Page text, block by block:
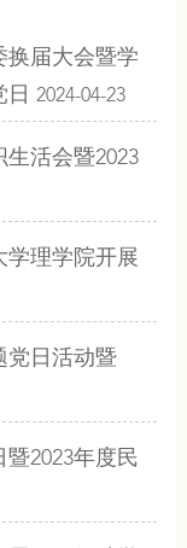
换届大会暨学
日 2024-04-23
活会暨2023
学理学院开展
党日活动暨
2023年度民